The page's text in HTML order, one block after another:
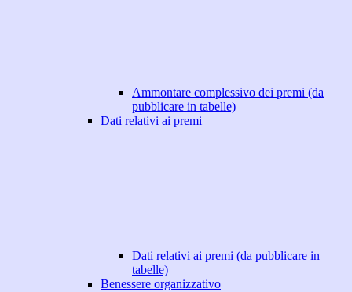
Ammontare complessivo dei premi (da
pubblicare in tabelle)
Dati relativi ai premi
Dati relativi ai premi (da pubblicare in
tabelle)
Benessere organizzativo